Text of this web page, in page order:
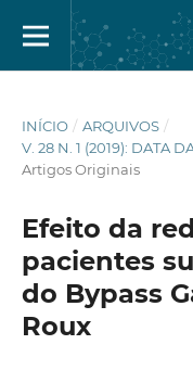
INÍCIO / ARQUIVOS /
V. 28 N. 1 (2019): DATA
Artigos Originais
Efeito da
pacientes
do Bypass
Roux